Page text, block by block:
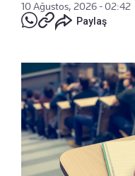
10 Ağustos, 2026 - 02:42
Paylaş